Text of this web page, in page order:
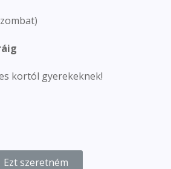
kortól gyerekeknek!
Ezt szeretném